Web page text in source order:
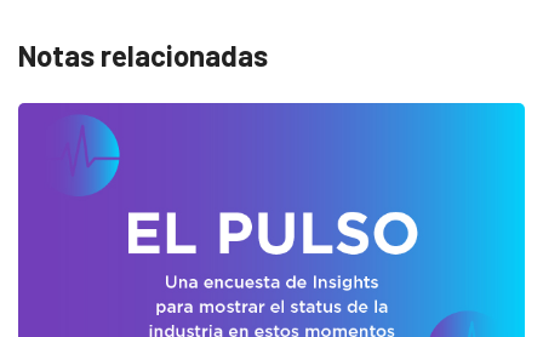
Notas relacionadas